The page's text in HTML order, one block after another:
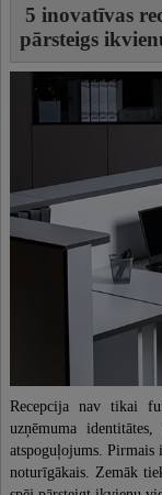
5 inovatīvas
pārsteigs
Recepcija nav tikai
uzņēmuma
atspoguļojums. Pirmais
noturīgākais. Zemāk